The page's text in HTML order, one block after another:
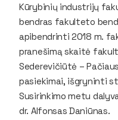
Kūrybinių industrijų
bendras fakulteto
apibendrinti 2018 m.
pranešimą skaitė
Sederevičiūtė –
pasiekimai, išgryninti
Susirinkimo metu
dr. Alfonsas Daniūnas.